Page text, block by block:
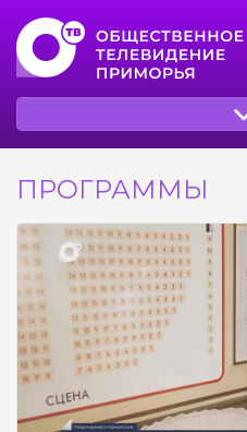
ПРОГРАММЫ